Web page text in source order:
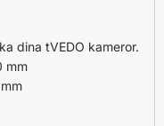
dina tVEDO kameror.
mm